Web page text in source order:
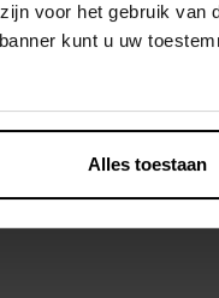
voor het gebruik van
kunt u uw
Alles toestaan